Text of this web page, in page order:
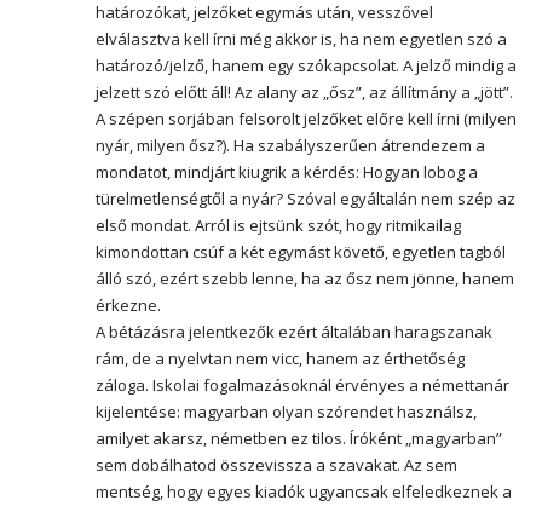
határozókat, jelzőket egymás után, vesszővel
elválasztva kell írni még akkor is, ha nem egyetlen szó a
határozó/jelző, hanem egy szókapcsolat. A jelző mindig a
jelzett szó előtt áll! Az alany az „ősz”, az állítmány a „jött”.
A szépen sorjában felsorolt jelzőket előre kell írni (milyen
nyár, milyen ősz?). Ha szabályszerűen átrendezem a
mondatot, mindjárt kiugrik a kérdés: Hogyan lobog a
türelmetlenségtől a nyár? Szóval egyáltalán nem szép az
első mondat. Arról is ejtsünk szót, hogy ritmikailag
kimondottan csúf a két egymást követő, egyetlen tagból
álló szó, ezért szebb lenne, ha az ősz nem jönne, hanem
érkezne.
A bétázásra jelentkezők ezért általában haragszanak
rám, de a nyelvtan nem vicc, hanem az érthetőség
záloga. Iskolai fogalmazásoknál érvényes a némettanár
kijelentése: magyarban olyan szórendet használsz,
amilyet akarsz, németben ez tilos. Íróként „magyarban”
sem dobálhatod összevissza a szavakat. Az sem
mentség, hogy egyes kiadók ugyancsak elfeledkeznek a